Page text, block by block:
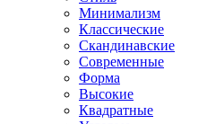
Минимализм
Классические
Скандинавские
Современные
Форма
Высокие
Квадратные